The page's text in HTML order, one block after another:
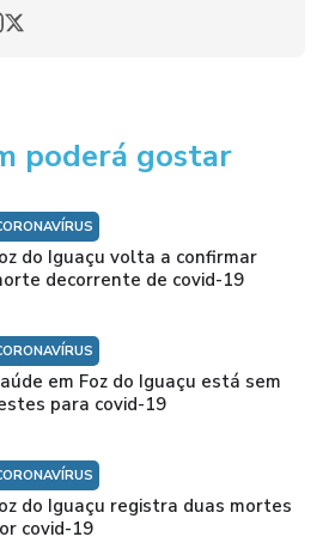
poderá gostar
do Iguaçu volta a confirmar
decorrente de covid-19
em Foz do Iguaçu está sem
para covid-19
do Iguaçu registra duas mortes
covid-19